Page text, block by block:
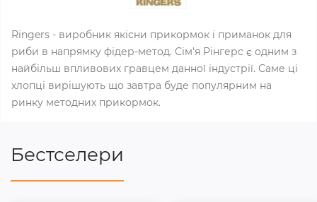
Ringers - виробник якісни прикормок і приманок для
риби в напрямку фідер-метод. Сім'я Рінгерс є одним з
найбільш впливових гравцем данної індустрії. Саме цi
хлопці вирішують що завтра буде популярним на
ринку методних прикормок.
Бестселери